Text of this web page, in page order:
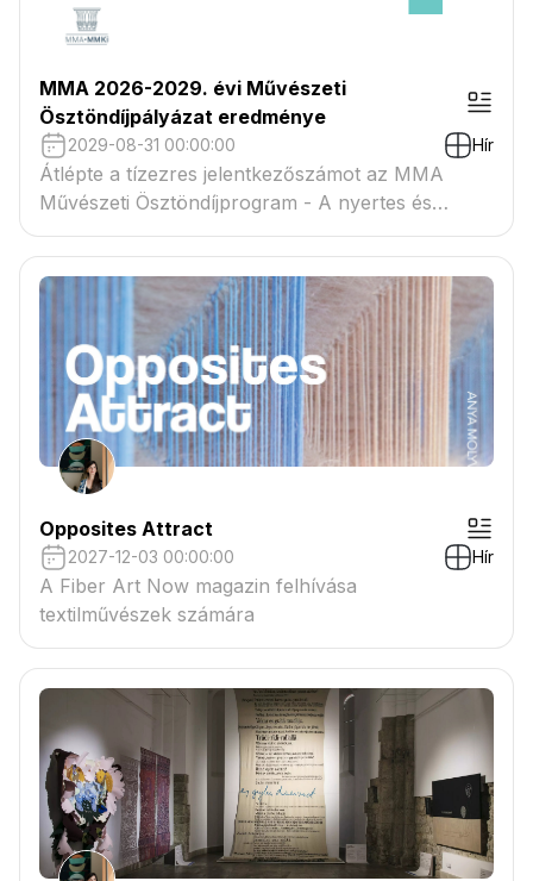
MMA 2026-2029. évi Művészeti
Ösztöndíjpályázat eredménye
2029-08-31 00:00:00 Hír
Átlépte a tízezres jelentkezőszámot az MMA
Művészeti Ösztöndíjprogram - A nyertes és
tartaléklistás pályázók névsora megtekinthető a
csatolmányban
Opposites Attract
2027-12-03 00:00:00 Hír
A Fiber Art Now magazin felhívása
textilművészek számára